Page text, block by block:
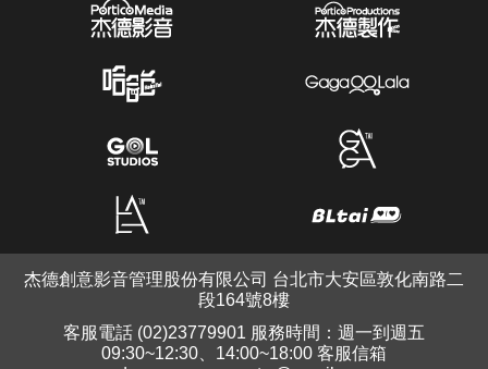
杰德創意影音管理股份有限公司 台北市大安區敦化南路二
段164號8樓
客服電話 (02)23779901 服務時間：週一到週五
09:30~12:30、14:00~18:00 客服信箱